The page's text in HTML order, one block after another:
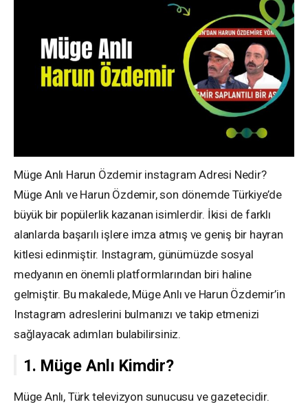
Müge Anlı Harun Özdemir instagram Adresi Nedir?
Müge Anlı ve Harun Özdemir, son dönemde Türkiye’de
büyük bir popülerlik kazanan isimlerdir. İkisi de farklı
alanlarda başarılı işlere imza atmış ve geniş bir hayran
kitlesi edinmiştir. Instagram, günümüzde sosyal
medyanın en önemli platformlarından biri haline
gelmiştir. Bu makalede, Müge Anlı ve Harun Özdemir’in
Instagram adreslerini bulmanızı ve takip etmenizi
sağlayacak adımları bulabilirsiniz.
1. Müge Anlı Kimdir?
Müge Anlı, Türk televizyon sunucusu ve gazetecidir.